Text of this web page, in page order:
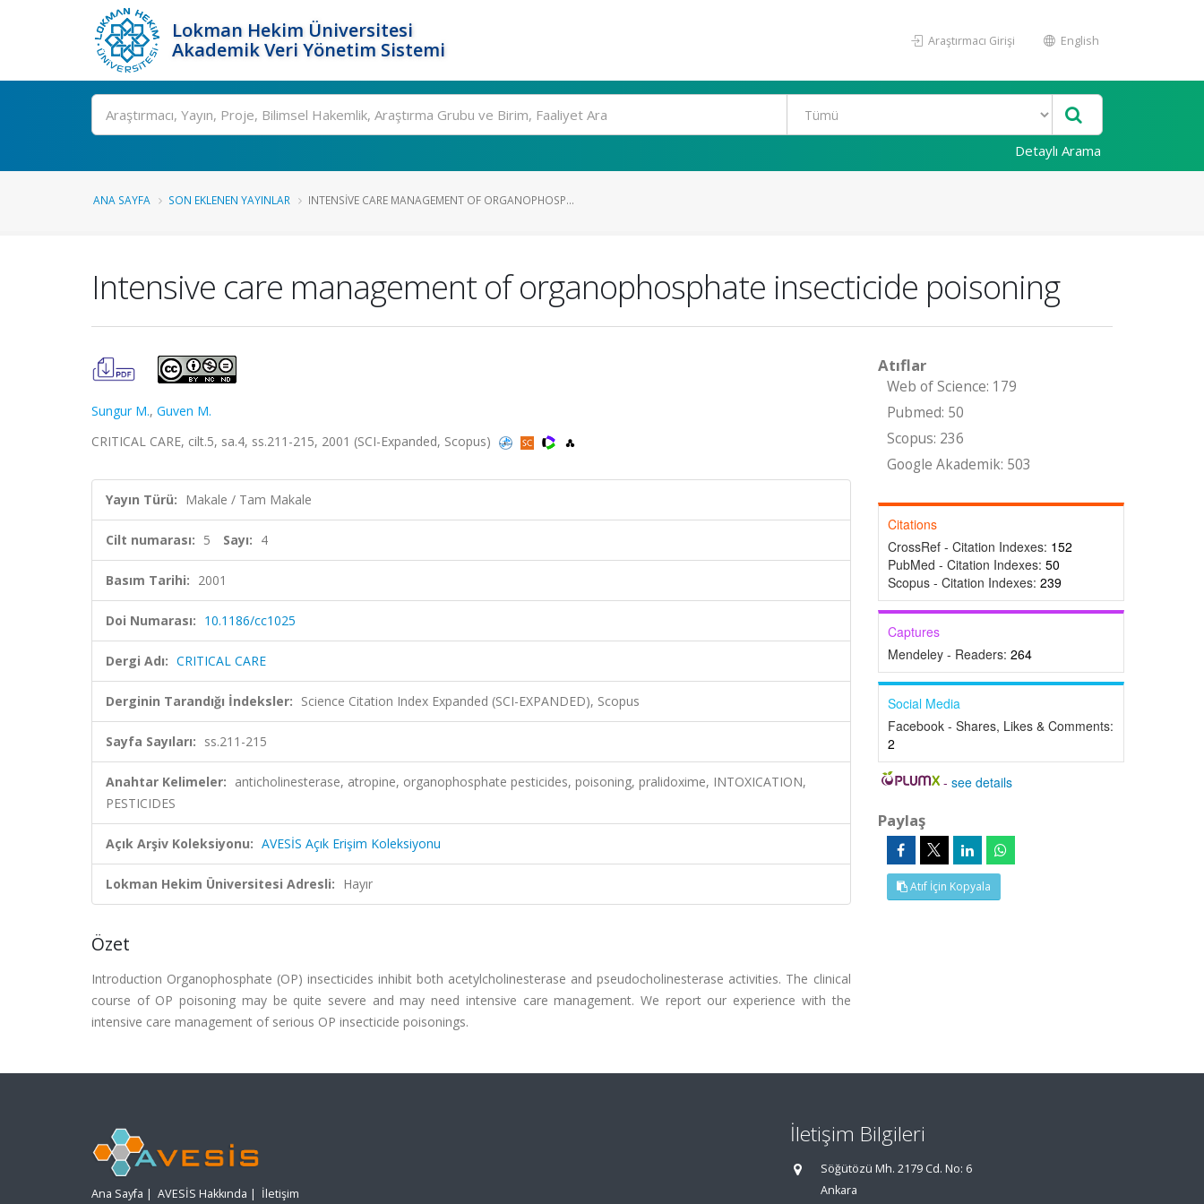
Lokman Hekim Üniversitesi
Akademik Veri Yönetim Sistemi
Araştırmacı Girişi English
Ara
Detaylı Arama
ANA SAYFA SON EKLENEN YAYINLAR INTENSIVE CARE MANAGEMENT OF ORGANOPHOSP...
Intensive care management of organophosphate insecticide poisoning
Sungur M., Guven M.
CRITICAL CARE, cilt.5, sa.4, ss.211-215, 2001 (SCI-Expanded, Scopus)
Yayın Türü: Makale / Tam Makale
Cilt numarası: 5 Sayı: 4
Basım Tarihi: 2001
Doi Numarası: 10.1186/cc1025
Dergi Adı: CRITICAL CARE
Derginin Tarandığı İndeksler: Science Citation Index Expanded (SCI-EXPANDED), Scopus
Sayfa Sayıları: ss.211-215
Anahtar Kelimeler: anticholinesterase, atropine, organophosphate pesticides, poisoning, pralidoxime, INTOXICATION,
PESTICIDES
Açık Arşiv Koleksiyonu: AVESİS Açık Erişim Koleksiyonu
Lokman Hekim Üniversitesi Adresli: Hayır
Özet
Introduction Organophosphate (OP) insecticides inhibit both acetylcholinesterase and pseudocholinesterase activities. The clinical
course of OP poisoning may be quite severe and may need intensive care management. We report our experience with the
intensive care management of serious OP insecticide poisonings.
Atıflar
Web of Science: 179
Pubmed: 50
Scopus: 236
Google Akademik: 503
Citations
CrossRef - Citation Indexes: 152
PubMed - Citation Indexes: 50
Scopus - Citation Indexes: 239
Captures
Mendeley - Readers: 264
Social Media
Facebook - Shares, Likes & Comments:
2
-see details
Paylaş
Atıf İçin Kopyala
Ana Sayfa | AVESİS Hakkında | İletişim
İletişim Bilgileri
Söğütözü Mh. 2179 Cd. No: 6
Ankara